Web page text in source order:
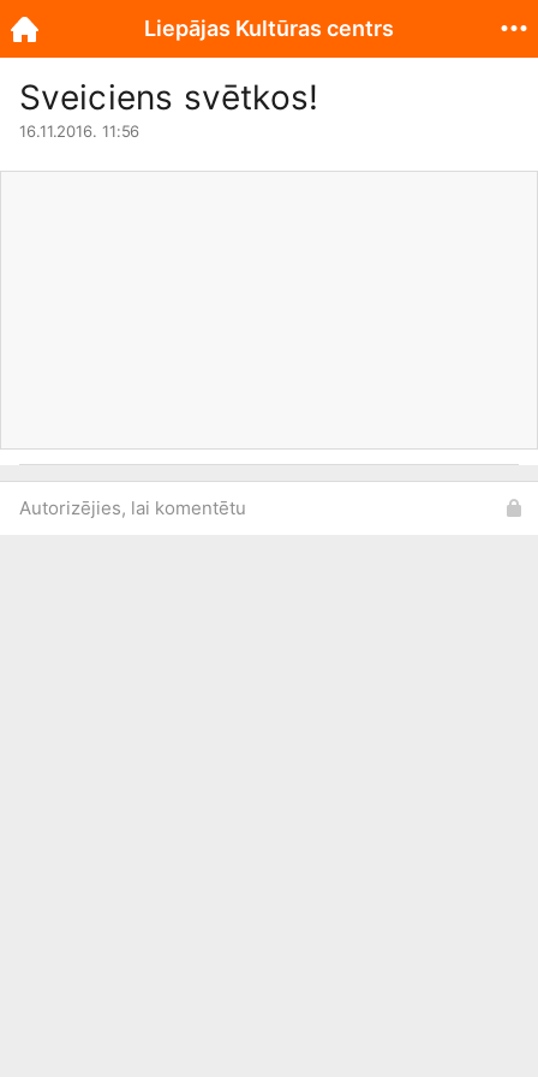
Sveiciens svētkos!
16.11.2016. 11:56
Autorizējies, lai komentētu
Liepājas Kultūras centrs